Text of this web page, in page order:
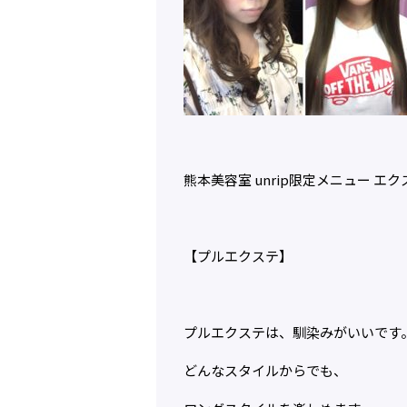
熊本美容室 unrip限定メニュー エク
【プルエクステ】
プルエクステは、馴染みがいいです
どんなスタイルからでも、